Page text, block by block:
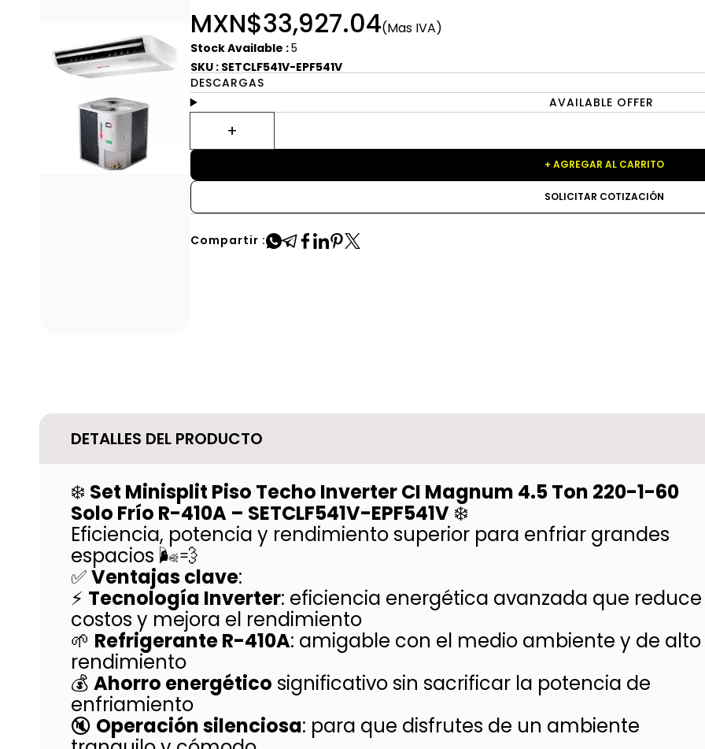
MXN$33,927.04(Mas IVA)
Stock Available :5
SKU : SETCLF541V-EPF541V
DESCARGAS
AVAILABLE OFFER
+ AGREGAR AL CARRITO
SOLICITAR COTIZACIÓN
Compartir :
DETALLES DEL PRODUCTO
❄️ Set Minisplit Piso Techo Inverter CI Magnum 4.5 Ton 220-1-60
Solo Frío R-410A – SETCLF541V-EPF541V ❄️
Eficiencia, potencia y rendimiento superior para enfriar grandes
espacios 🌬️💨
✅Ventajas clave:
⚡ Tecnología Inverter: eficiencia energética avanzada que reduce
costos y mejora el rendimiento
🌱 Refrigerante R-410A: amigable con el medio ambiente y de alto
rendimiento
💰 Ahorro energético significativo sin sacrificar la potencia de
enfriamiento
🔇 Operación silenciosa: para que disfrutes de un ambiente